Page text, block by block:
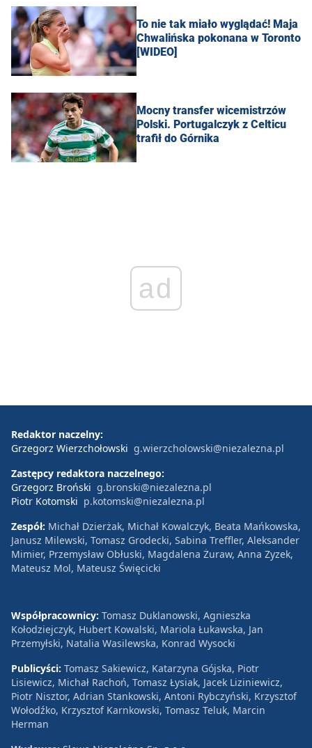
To nie tak miało wyglądać! Maja
Chwalińska pokonana w Toronto
[WIDEO]
Mocny transfer wicemistrzów
Polski. Portugalczyk z Celticu
trafił do Górnika
ad
Redaktor naczelny:
Grzegorz Wierzchołowski g.wierzcholowski@niezalezna.pl
Zastępcy redaktora naczelnego:
Grzegorz Broński g.bronski@niezalezna.pl
Piotr Kotomski p.kotomski@niezalezna.pl
Zespół: Michał Dzierżak, Michał Kowalczyk, Beata Mańkowska,
Janusz Milewski, Tomasz Grodecki, Sabina Treffler, Aleksander
Mimier, Przemysław Obłuski, Magdalena Żuraw, Anna Zyzek,
Mateusz Mol, Mateusz Święcicki
Współpracownicy: Tomasz Duklanowski, Agnieszka
Kołodziejczyk, Hubert Kowalski, Mariola Łukawska, Jan
Przemyłski, Natalia Wasilewska, Konrad Wysocki
Publicyści: Tomasz Sakiewicz, Katarzyna Gójska, Piotr
Lisiewicz, Michał Rachoń, Tomasz Łysiak, Jacek Liziniewicz,
Piotr Nisztor, Adrian Stankowski, Antoni Rybczyński, Krzysztof
Wołodźko, Krzysztof Karnkowski, Tomasz Teluk, Marcin
Herman